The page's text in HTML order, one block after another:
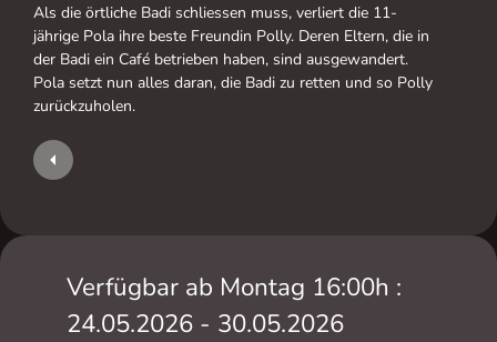
Als die örtliche Badi schliessen muss, verliert die 11-
jährige Pola ihre beste Freundin Polly. Deren Eltern, die in
der Badi ein Café betrieben haben, sind ausgewandert.
Pola setzt nun alles daran, die Badi zu retten und so Polly
zurückzuholen.
Verfügbar ab Montag 16:00h :
24.05.2026 - 30.05.2026